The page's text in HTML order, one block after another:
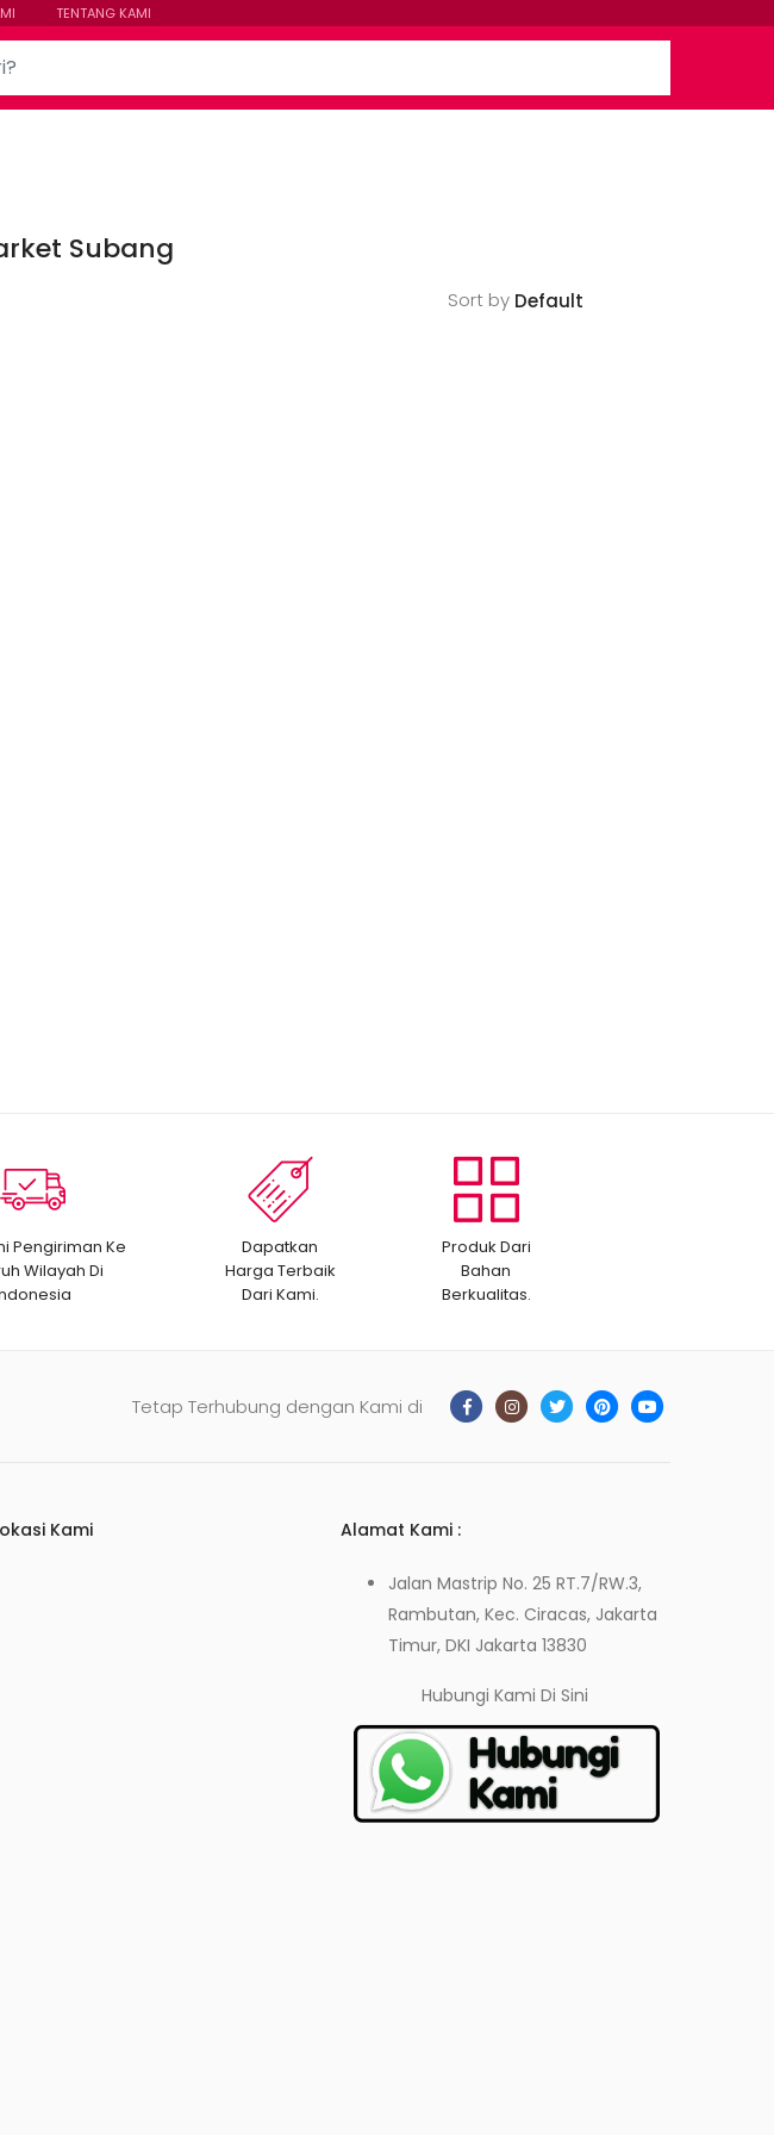
TENTANG KAMI
Subang
Sort by
Pengiriman Ke
Wilayah Di
Dapatkan
Harga Terbaik
Dari Kami.
Produk Dari
Bahan
Berkualitas.
Tetap Terhubung dengan Kami di
Kami Alamat Kami :
Jalan Mastrip No. 25 RT.7/RW.3,
Rambutan, Kec. Ciracas, Jakarta
Timur, DKI Jakarta 13830
Hubungi KamiDi Sini